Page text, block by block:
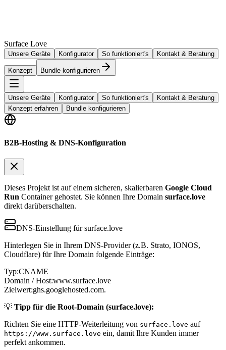
Surface Love
Unsere Geräte Konfigurator So funktioniert's Kontakt & Beratung
Konzept Bundle konfigurieren
Unsere Geräte Konfigurator So funktioniert's
Kontakt & Beratung
Konzept erfahren
Bundle konfigurieren
B2B-Hosting & DNS-Konfiguration
Dieses Projekt ist auf einem sicheren, skalierbaren Google Cloud
Run Container gehostet. Sie können Ihre Domain surface.love
direkt darüberschalten.
DNS-Einstellung für surface.love
Hinterlegen Sie in Ihrem DNS-Provider (z.B. Strato, IONOS,
Cloudflare) für Ihre Domain folgende Einträge:
Typ:CNAME
Domain / Host:www.surface.love
Zielwert:ghs.googlehosted.com.
💡 Tipp für die Root-Domain (surface.love):
Richten Sie eine HTTP-Weiterleitung von surface.love auf
https://www.surface.love ein, damit Ihre Kunden immer
perfekt ankommen.